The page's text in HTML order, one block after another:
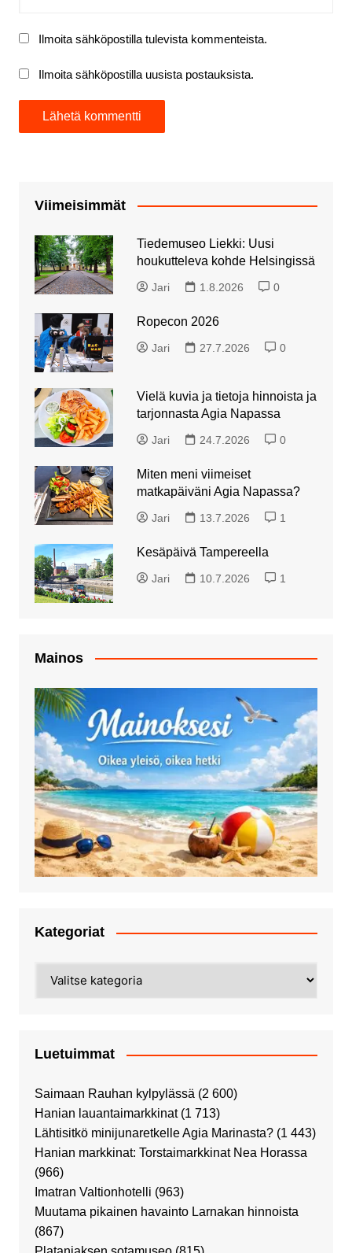
Ilmoita sähköpostilla tulevista kommenteista.
Ilmoita sähköpostilla uusista postauksista.
Viimeisimmät
Tiedemuseo Liekki: Uusi
houkutteleva kohde Helsingissä
Jari 1.8.2026 0
Ropecon 2026
Jari 27.7.2026 0
Vielä kuvia ja tietoja hinnoista ja
tarjonnasta Agia Napassa
Jari 24.7.2026 0
Miten meni viimeiset
matkapäiväni Agia Napassa?
Jari 13.7.2026 1
Kesäpäivä Tampereella
Jari 10.7.2026 1
Mainos
Kategoriat
Luetuimmat
Saimaan Rauhan kylpylässä (2 600)
Hanian lauantaimarkkinat (1 713)
Lähtisitkö minijunaretkelle Agia Marinasta? (1 443)
Hanian markkinat: Torstaimarkkinat Nea Horassa
(966)
Imatran Valtionhotelli (963)
Muutama pikainen havainto Larnakan hinnoista
(867)